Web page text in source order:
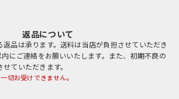
返品について
品は承ります。送料は当店が負担させていただき
にご連絡をお願いいたします。また、初期不良の
ていただきます。
切お受けできません。